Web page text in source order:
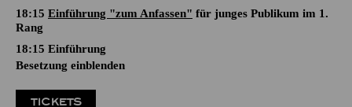
18:15 Einführung "zum Anfassen" für junges Publikum im 1.
Rang
18:15 Einführung
Besetzung einblenden
TICKETS